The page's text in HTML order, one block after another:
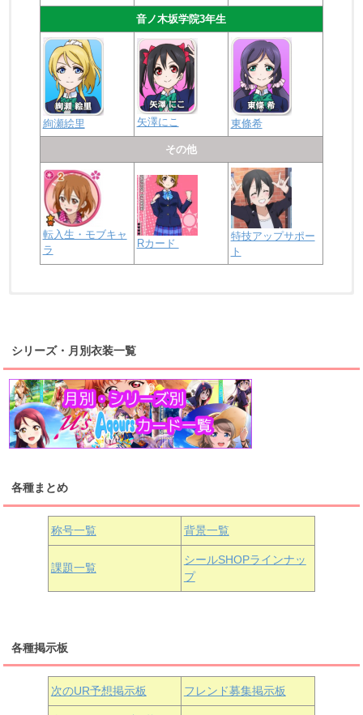
音ノ木坂学院3年生
絢瀬絵里 矢澤にこ 東條希
その他
転入生・モブキャ
ラ
Rカード
特技アップサポー
ト
桜内梨子 高海千歌 渡辺曜
浦の星女学院1年生
津島善子 黒澤ルビィ
浦の星女学院3年生
黒澤ダイヤ
上原歩夢 宮下愛 優木せつ菜
虹ヶ咲学園1年生
中須かすみ 天王寺璃奈
シリーズ・月別衣装一覧
各種まとめ
称号一覧 背景一覧
課題一覧
シールSHOPラインナッ
プ
各種掲示板
次のUR予想掲示板 フレンド募集掲示板